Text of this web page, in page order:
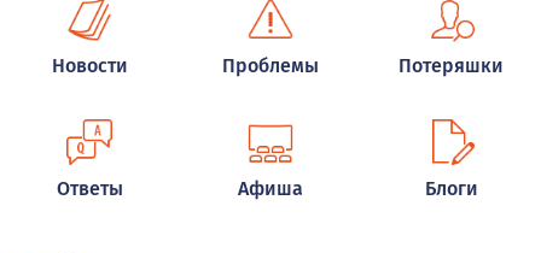
Новости Проблемы Потеряшки
Ответы Афиша Блоги